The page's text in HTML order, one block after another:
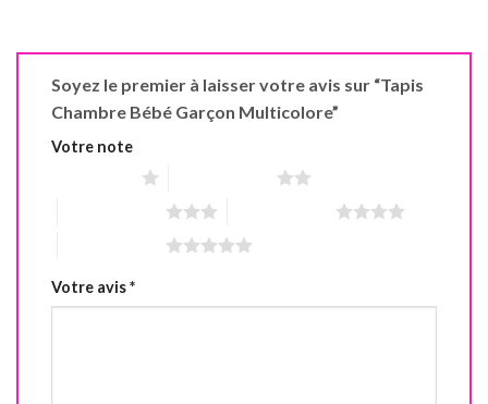
Soyez le premier à laisser votre avis sur “Tapis
Chambre Bébé Garçon Multicolore”
Votre note
Votre avis*